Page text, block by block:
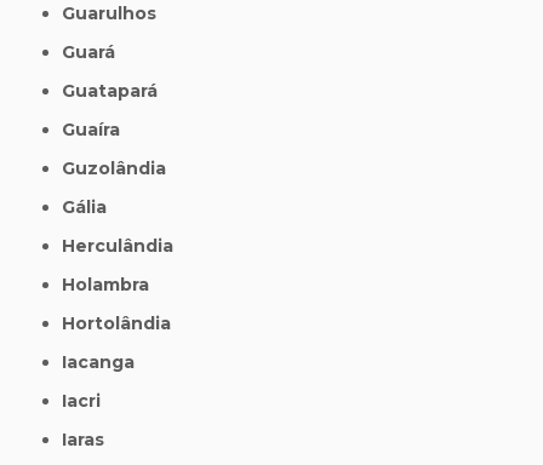
Guarulhos
Guará
Guatapará
Guaíra
Guzolândia
Gália
Herculândia
Holambra
Hortolândia
Iacanga
Iacri
Iaras